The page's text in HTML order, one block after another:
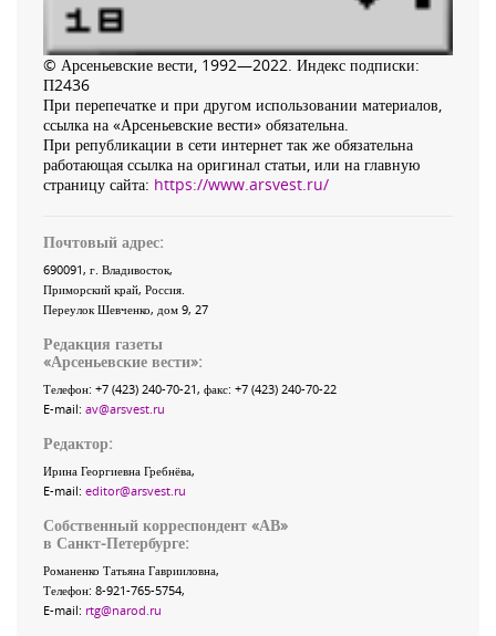
© Арсеньевские вести, 1992—2022. Индекс подписки:
П2436
При перепечатке и при другом использовании материалов,
ссылка на «Арсеньевские вести» обязательна.
При републикации в сети интернет так же обязательна
работающая ссылка на оригинал статьи, или на главную
страницу сайта: https://www.arsvest.ru/
Почтовый адрес:
690091, г. Владивосток,
Приморский край, Россия
Переулок Шевченко, дом 9, 27
Редакция газеты
«Арсеньевские вести»:
Телефон: +7 (423) 240-70-21, факс: +7 (423) 240-70-22
E-mail: av@arsvest.ru
Редактор:
Ирина Георгиевна Гребнёва,
E-mail: editor@arsvest.ru
Собственный корреспондент «АВ»
в Санкт-Петербурге:
Романенко Татьяна Гаврииловна,
Телефон: 8-921-765-5754,
E-mail: rtg@narod.ru